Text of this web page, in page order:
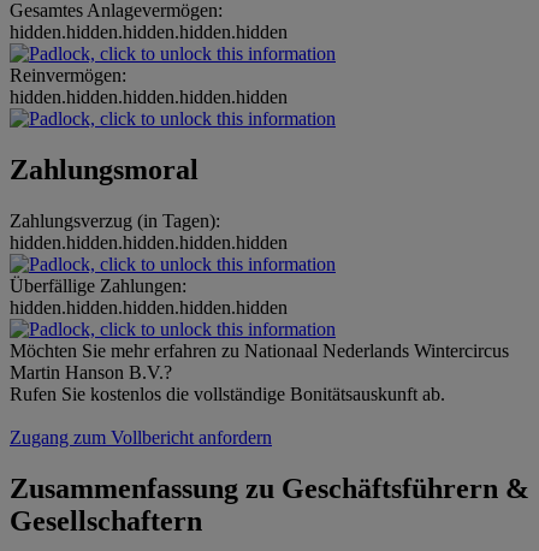
Gesamtes Anlagevermögen:
hidden.hidden.hidden.hidden.hidden
Reinvermögen:
hidden.hidden.hidden.hidden.hidden
Zahlungsmoral
Zahlungsverzug (in Tagen):
hidden.hidden.hidden.hidden.hidden
Überfällige Zahlungen:
hidden.hidden.hidden.hidden.hidden
Möchten Sie mehr erfahren zu Nationaal Nederlands Wintercircus
Martin Hanson B.V.?
Rufen Sie kostenlos die vollständige Bonitätsauskunft ab.
Zugang zum Vollbericht anfordern
Zusammenfassung zu Geschäftsführern &
Gesellschaftern